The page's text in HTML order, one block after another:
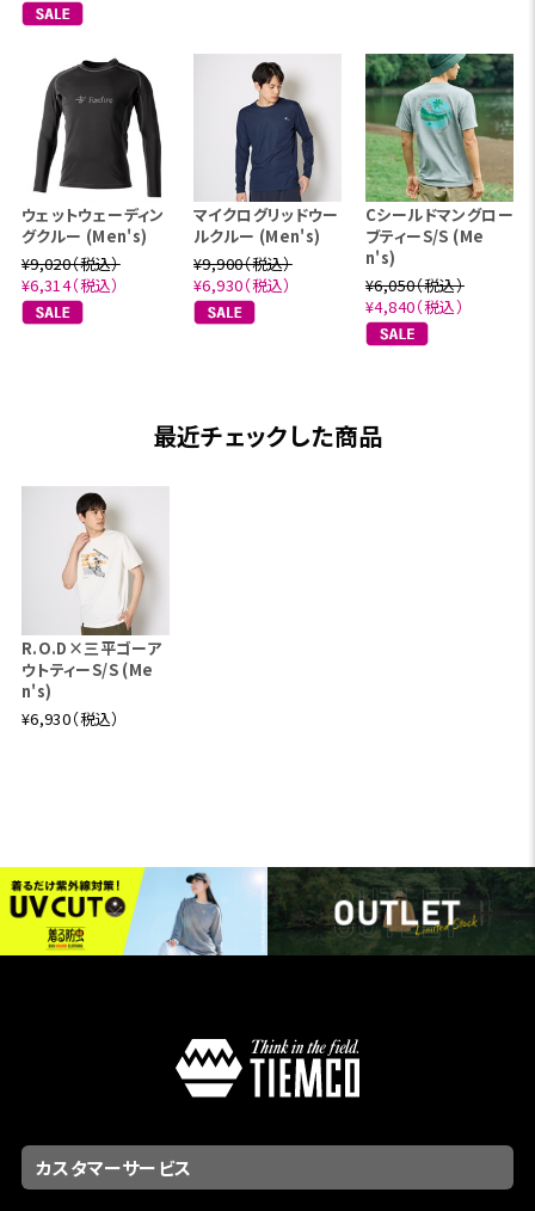
ウェットウェーディン
グクルー (Men's)
¥9,020（税込）
¥6,314（税込）
マイクログリッドウー
ルクルー (Men's)
¥9,900（税込）
¥6,930（税込）
Cシールドマングロー
ブティーS/S (Me
n's)
¥6,050（税込）
¥4,840（税込）
最近チェックした商品
R.O.D×三平ゴーア
ウトティーS/S (Me
n's)
¥6,930（税込）
カスタマーサービス